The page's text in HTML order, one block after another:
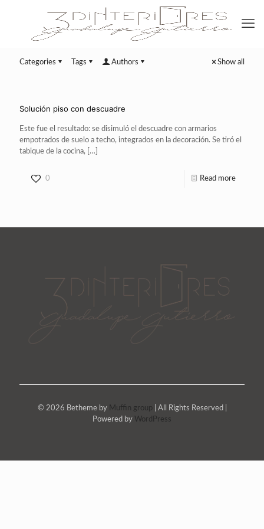
Categories Tags Authors Show all
Solución piso con descuadre
Este fue el resultado: se disimuló el descuadre con armarios
empotrados de suelo a techo, integrados en la decoración. Se tiró el
tabique de la cocina, […]
0 Read more
© 2026 Betheme by Muffin group | All Rights Reserved |
Powered by WordPress